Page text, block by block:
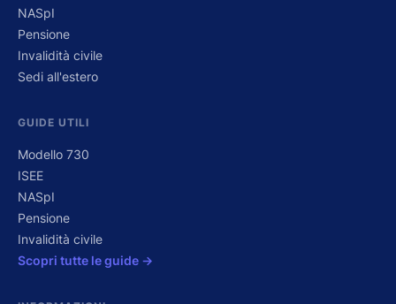
NASpI
Pensione
Invalidità civile
Sedi all'estero
GUIDE UTILI
Modello 730
ISEE
NASpI
Pensione
Invalidità civile
Scopri tutte le guide →